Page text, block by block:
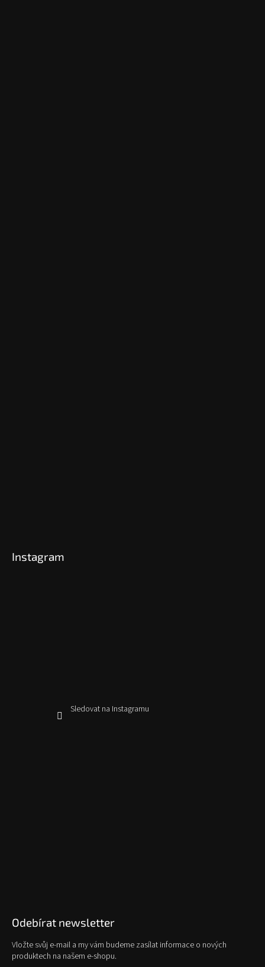
Instagram
Sledovat na Instagramu
Odebírat newsletter
Vložte svůj e-mail a my vám budeme zasílat informace o nových
produktech na našem e-shopu.